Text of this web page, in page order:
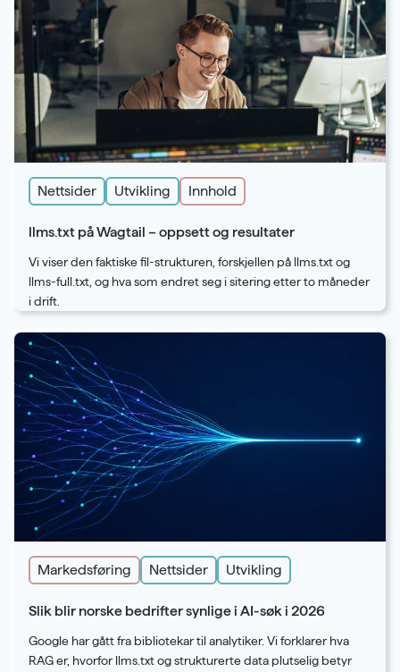
Nettsider Utvikling Innhold
llms.txt på Wagtail – oppsett og resultater
Vi viser den faktiske fil-strukturen, forskjellen på llms.txt og
llms-full.txt, og hva som endret seg i sitering etter to måneder
i drift.
Markedsføring Nettsider Utvikling
Slik blir norske bedrifter synlige i AI-søk i 2026
Google har gått fra bibliotekar til analytiker. Vi forklarer hva
RAG er, hvorfor llms.txt og strukturerte data plutselig betyr